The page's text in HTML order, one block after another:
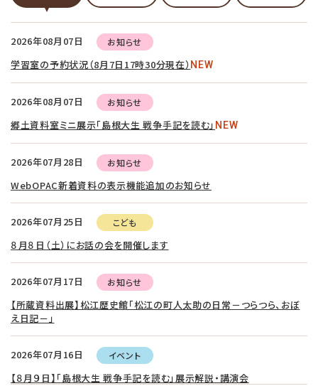
2026年08月07日 お知らせ
学習室の予約状況（8月7日17時30分現在） NEW
2026年08月07日 お知らせ
郷土資料室ミニ展示「島根大生 戦争手記を読む」 NEW
2026年07月28日 お知らせ
WebOPAC新着資料の表示機能追加のお知らせ
2026年07月25日 こども
８月８日（土）にお話の会を開催します
2026年07月17日 お知らせ
【所蔵資料出展】松江歴史館「松江の町人太助の日常－つらつら、おぼ
え日記－」
2026年07月16日 イベント
【８月９日】「島根大生 戦争手記を読む」展示解説・講演会